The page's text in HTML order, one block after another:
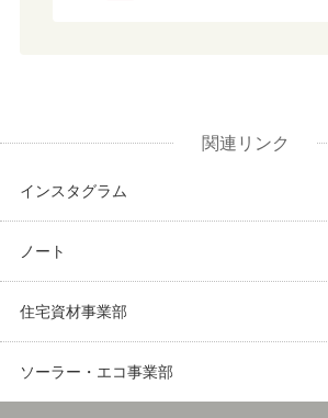
関連リンク
インスタグラム
ノート
住宅資材事業部
ソーラー・エコ事業部